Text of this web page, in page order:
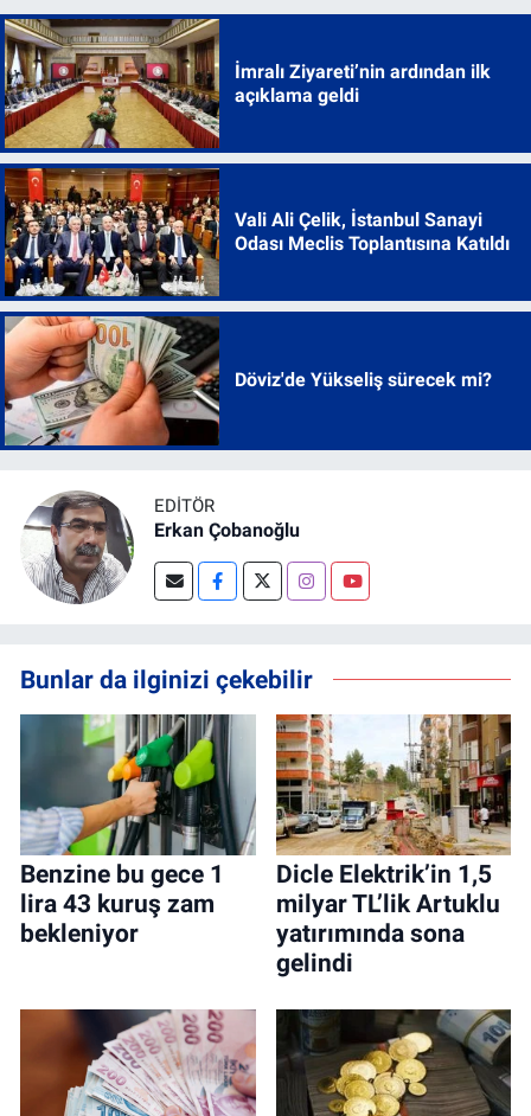
İmralı Ziyareti’nin ardından ilk
açıklama geldi
Vali Ali Çelik, İstanbul Sanayi
Odası Meclis Toplantısına Katıldı
Döviz'de Yükseliş sürecek mi?
EDITÖR
Erkan Çobanoğlu
Bunlar da ilginizi çekebilir
Benzine bu gece 1
lira 43 kuruş zam
bekleniyor
Dicle Elektrik’in 1,5
milyar TL’lik Artuklu
yatırımında sona
gelindi